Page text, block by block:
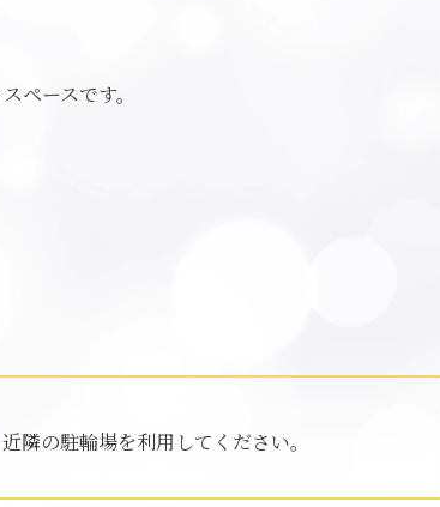
ペースです。
隣の駐輪場を利用してください。